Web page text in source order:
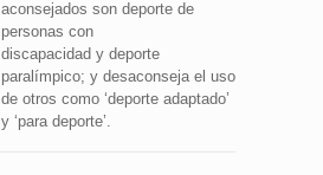
aconsejados son deporte de
personas con
discapacidad y deporte
paralímpico; y desaconseja el uso
de otros como ‘deporte adaptado’
y ‘para deporte’.